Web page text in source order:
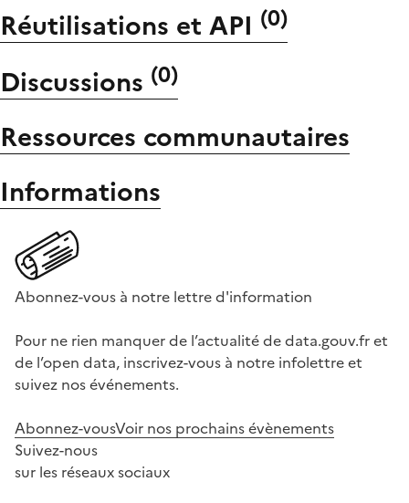
Réutilisations et API (0)
Discussions (0)
Ressources communautaires
Informations
Abonnez-vous à notre lettre d'information
Pour ne rien manquer de l’actualité de data.gouv.fr et
de l’open data, inscrivez-vous à notre infolettre et
suivez nos événements.
Abonnez-vousVoir nos prochains évènements
Suivez-nous
sur les réseaux sociaux